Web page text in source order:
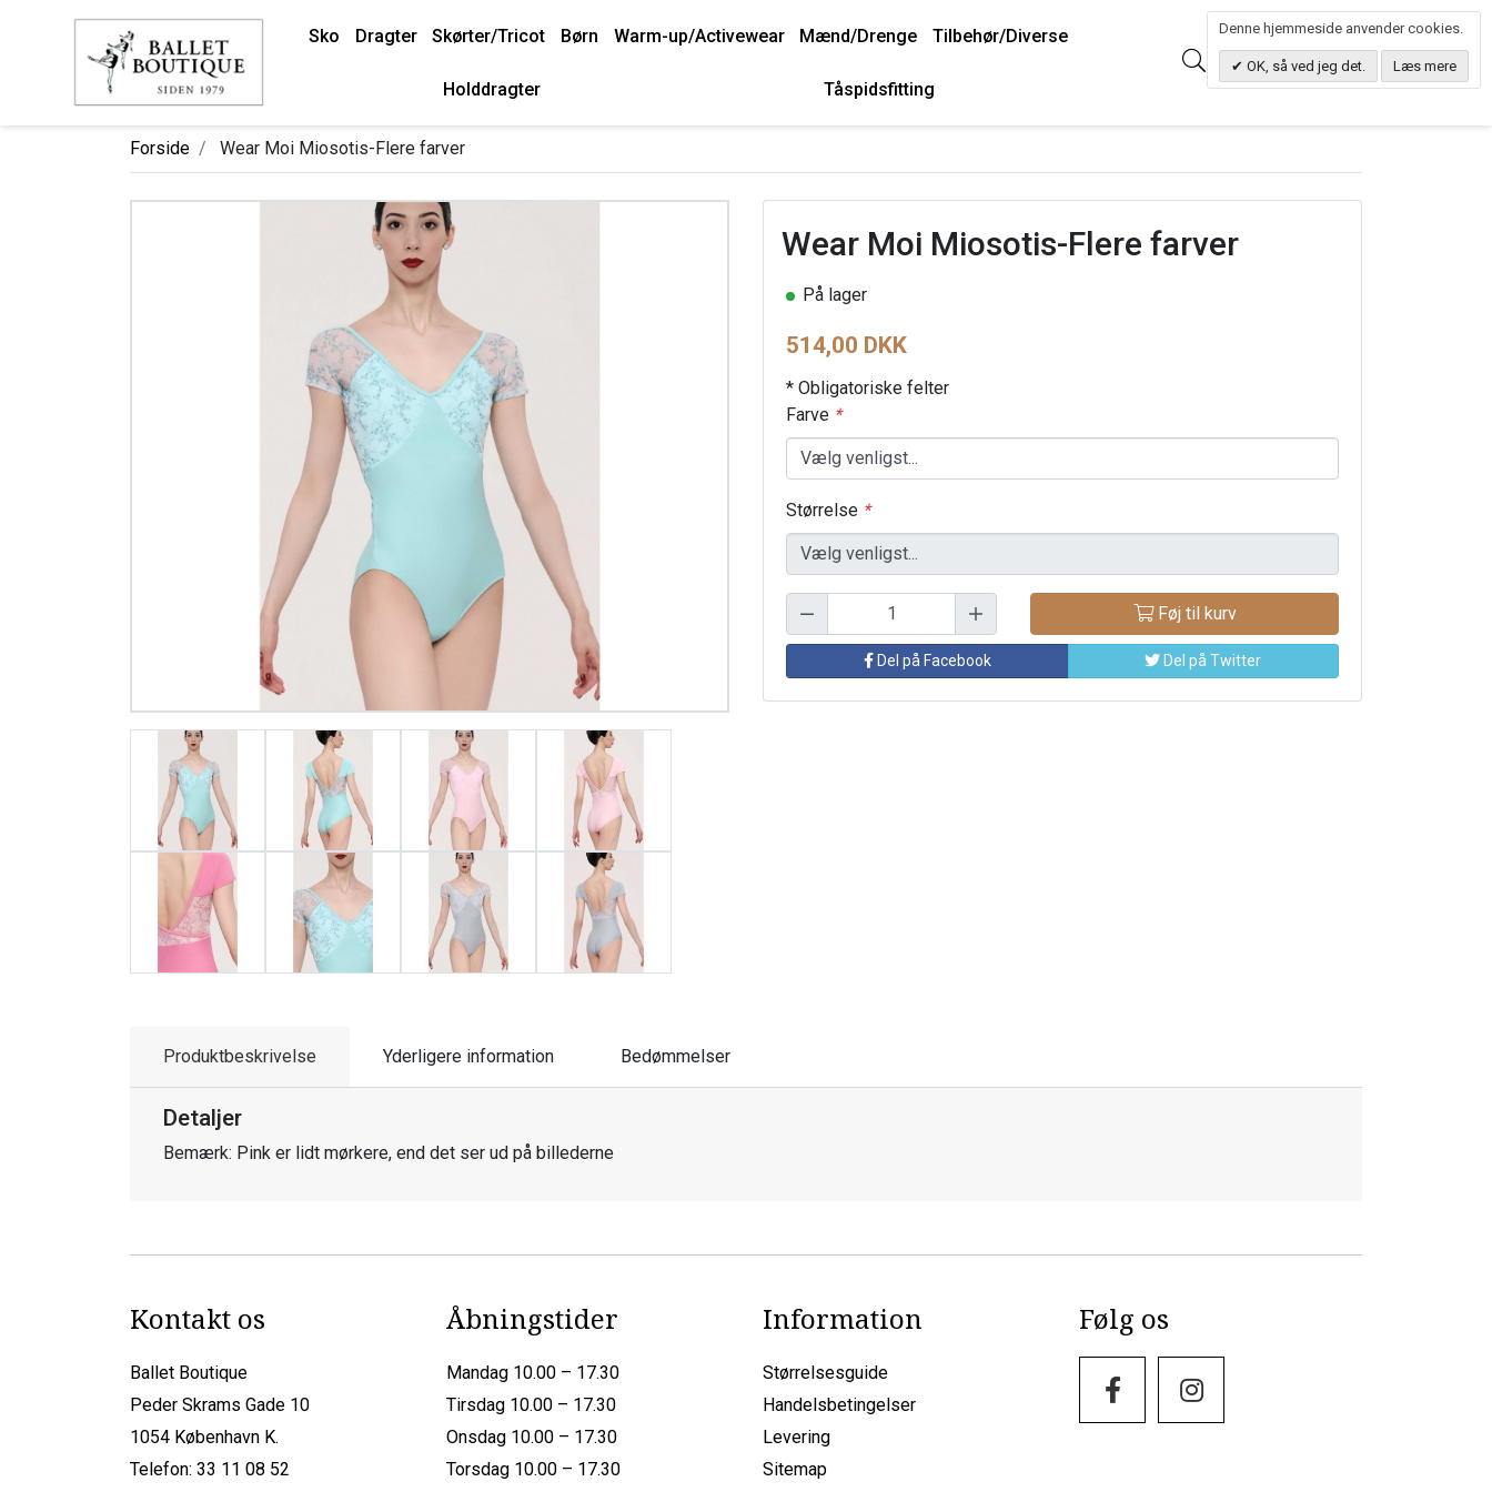
Sko Dragter Skørter/Tricot Børn Warm-up/Activewear Mænd/Drenge Tilbehør/Diverse
Holddragter Tåspidsfitting
Søg 0.00 DKK
Forside Wear Moi Miosotis-Flere farver
Wear Moi Miosotis-Flere farver
På lager
514,00 DKK
* Obligatoriske felter
Farve *
Størrelse *
Føj til kurv
Del på Facebook Del på Twitter
Produktbeskrivelse Yderligere information Bedømmelser
Detaljer
Bemærk: Pink er lidt mørkere, end det ser ud på billederne
Kontakt os
Ballet Boutique
Peder Skrams Gade 10
1054 København K.
Telefon: 33 11 08 52
Åbningstider
Mandag 10.00 – 17.30
Tirsdag 10.00 – 17.30
Onsdag 10.00 – 17.30
Torsdag 10.00 – 17.30
Information
Størrelsesguide
Handelsbetingelser
Levering
Sitemap
Følg os
Denne hjemmeside anvender cookies.
OK, så ved jeg det. Læs mere